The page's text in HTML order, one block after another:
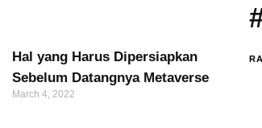
Hal yang Harus Dipersiapkan
Sebelum Datangnya Metaverse
March 4, 2022